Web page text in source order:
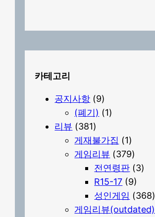
카테고리
공지사항 (9)
(폐기) (1)
리뷰 (381)
게재불가집 (1)
게임리뷰 (379)
전연령판 (3)
R15-17 (9)
성인게임 (368)
게임리뷰(outdated)